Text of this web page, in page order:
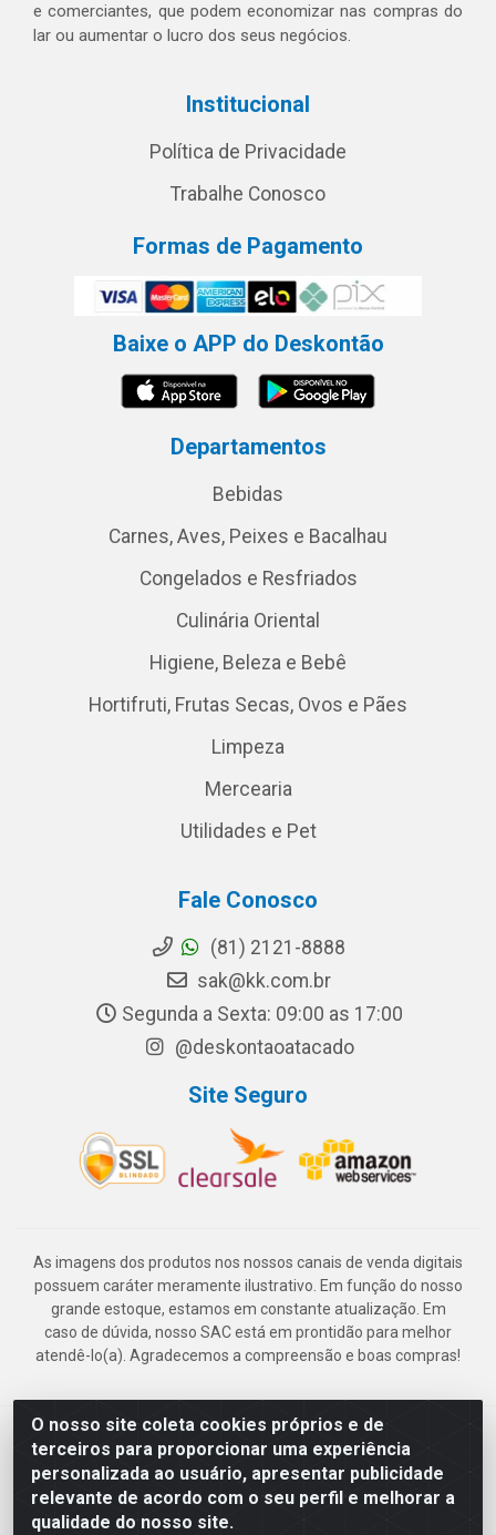
O nosso site coleta cookies próprios e de
terceiros para proporcionar uma experiência
personalizada ao usuário, apresentar publicidade
relevante de acordo com o seu perfil e melhorar a
qualidade do nosso site.
e comerciantes, que podem economizar nas compras do
lar ou aumentar o lucro dos seus negócios.
Institucional
Política de Privacidade
Trabalhe Conosco
Formas de Pagamento
Baixe o APP do Deskontão
Departamentos
Bebidas
Carnes, Aves, Peixes e Bacalhau
Congelados e Resfriados
Culinária Oriental
Higiene, Beleza e Bebê
Hortifruti, Frutas Secas, Ovos e Pães
Limpeza
Mercearia
Utilidades e Pet
Fale Conosco
(81) 2121-8888
sak@kk.com.br
Segunda a Sexta: 09:00 as 17:00
@deskontaoatacado
Site Seguro
As imagens dos produtos nos nossos canais de venda digitais
possuem caráter meramente ilustrativo. Em função do nosso
grande estoque, estamos em constante atualização. Em
caso de dúvida, nosso SAC está em prontidão para melhor
atendê-lo(a). Agradecemos a compreensão e boas compras!
Deskontão Atacado - Av. Marechal Mascarenhas de Morais, 2471 -
Imbiribeira - Recife/PE - CEP 51.150-001 - CNPJ 24.150.377/0003-
57